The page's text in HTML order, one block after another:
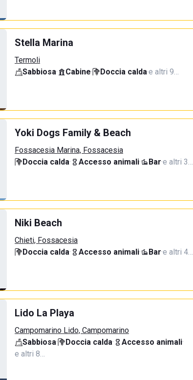
Stella Marina
Termoli
Sabbiosa· Cabine· Doccia calda·e altri 9…
Yoki Dogs Family & Beach
Fossacesia Marina, Fossacesia
Doccia calda· Accesso animali· Bar·e altri 3…
Niki Beach
Chieti, Fossacesia
Doccia calda· Accesso animali· Bar·e altri 4…
Lido La Playa
Campomarino Lido, Campomarino
Sabbiosa· Doccia calda· Accesso animali·
e altri 8…